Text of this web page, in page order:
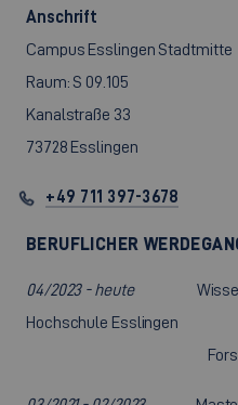
Anschrift
Campus Esslingen Stadtmitte
Raum: S 09.105
Kanalstraße 33
73728 Esslingen
+49 711 397-3678
BERUFLICHER
04/2023 - heute
Hochschule Esslingen